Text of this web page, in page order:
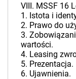
VIII. MSSF 16
1. Istota i
2. Prawo do
3.
wartości.
4. Leasing
5. Prezentacja.
6. Ujawnienia.